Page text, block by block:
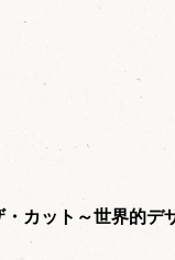
カット～世界的デ